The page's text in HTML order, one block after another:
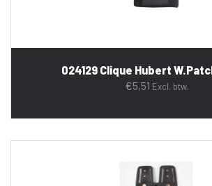
024129 Clique Hubert
€5,51 Excl. btw.